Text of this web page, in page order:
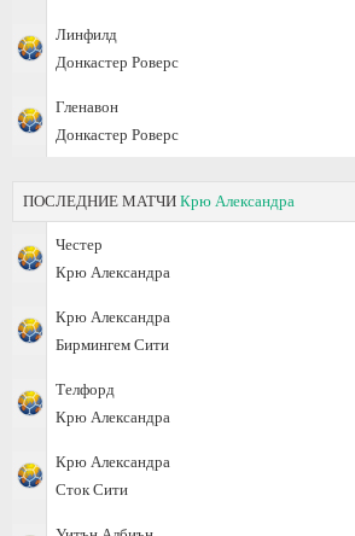
Линфилд
Донкастер Роверс
Гленавон
Донкастер Роверс
ПОСЛЕДНИЕ МАТЧИ Крю Александра
Честер
Крю Александра
Крю Александра
Бирмингем Сити
Телфорд
Крю Александра
Крю Александра
Сток Сити